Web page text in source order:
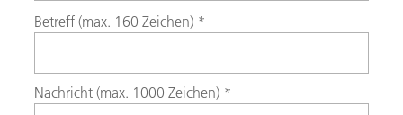
Betreff (max. 160 Zeichen) *
Nachricht (max. 1000 Zeichen) *